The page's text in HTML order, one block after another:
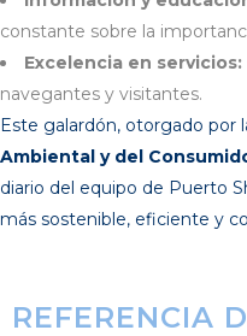
constante sobre la
Excelencia en servicios:
navegantes y visitantes.
Este galardón, otorgado por
Ambiental y del
diario del equipo de Puerto
más sostenible, eficiente y
REFERENCIA